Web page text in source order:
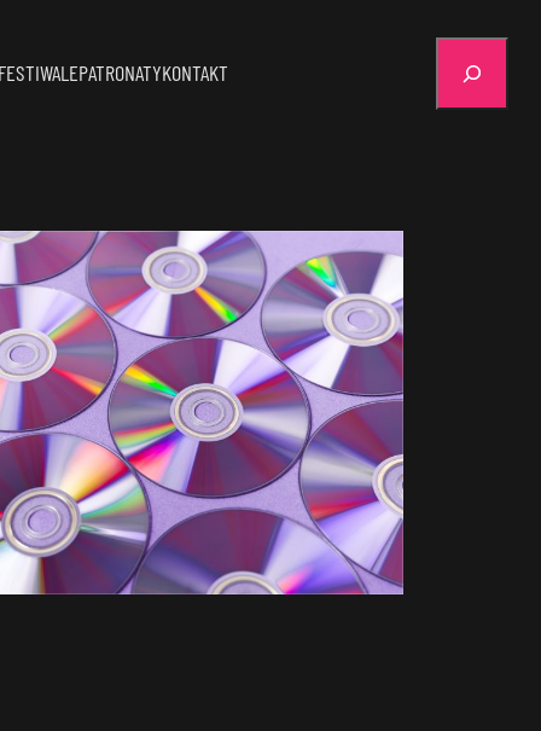
PATRONATYKONTAKT